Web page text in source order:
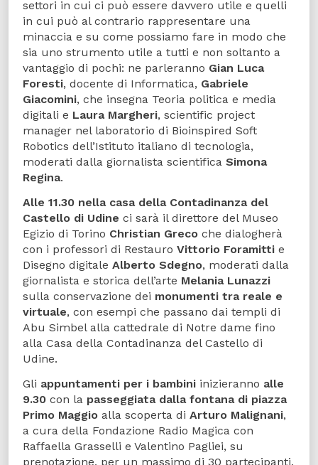
settori in cui ci può essere davvero utile e quelli
in cui può al contrario rappresentare una
minaccia e su come possiamo fare in modo che
sia uno strumento utile a tutti e non soltanto a
vantaggio di pochi: ne parleranno Gian Luca
Foresti, docente di Informatica, Gabriele
Giacomini, che insegna Teoria politica e media
digitali e Laura Margheri, scientific project
manager nel laboratorio di Bioinspired Soft
Robotics dell’Istituto italiano di tecnologia,
moderati dalla giornalista scientifica Simona
Regina.
Alle 11.30 nella casa della Contadinanza del
Castello di Udine ci sarà il direttore del Museo
Egizio di Torino Christian Greco che dialogherà
con i professori di Restauro Vittorio Foramitti e
Disegno digitale Alberto Sdegno, moderati dalla
giornalista e storica dell’arte Melania Lunazzi
sulla conservazione dei monumenti tra reale e
virtuale, con esempi che passano dai templi di
Abu Simbel alla cattedrale di Notre dame fino
alla Casa della Contadinanza del Castello di
Udine.
Gli appuntamenti per i bambini inizieranno alle
9.30 con la passeggiata dalla fontana di piazza
Primo Maggio alla scoperta di Arturo Malignani,
a cura della Fondazione Radio Magica con
Raffaella Grasselli e Valentino Pagliei, su
prenotazione, per un massimo di 30 partecipanti.